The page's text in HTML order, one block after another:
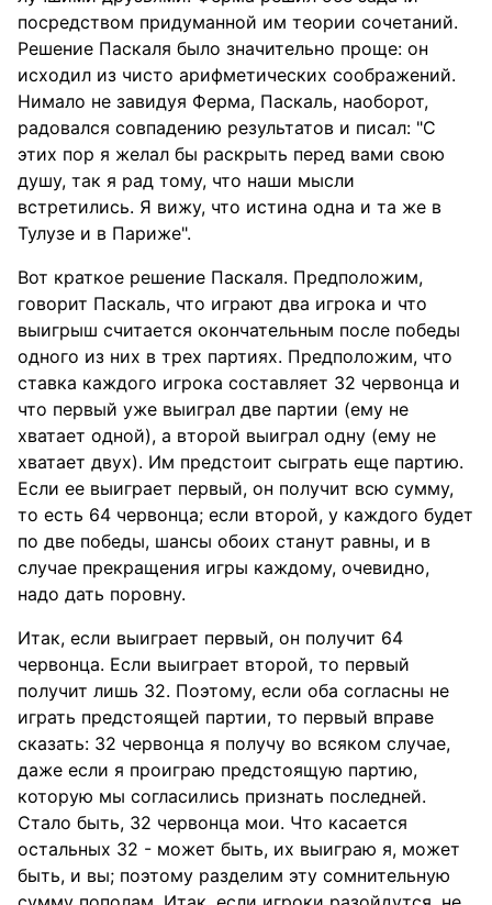
посредством придуманной им теории сочетаний.
Решение Паскаля было значительно проще: он
исходил из чисто арифметических соображений.
Нимало не завидуя Ферма, Паскаль, наоборот,
радовался совпадению результатов и писал: "С
этих пор я желал бы раскрыть перед вами свою
душу, так я рад тому, что наши мысли
встретились. Я вижу, что истина одна и та же в
Тулузе и в Париже".
Вот краткое решение Паскаля. Предположим,
говорит Паскаль, что играют два игрока и что
выигрыш считается окончательным после победы
одного из них в трех партиях. Предположим, что
ставка каждого игрока составляет 32 червонца и
что первый уже выиграл две партии (ему не
хватает одной), а второй выиграл одну (ему не
хватает двух). Им предстоит сыграть еще партию.
Если ее выиграет первый, он получит всю сумму,
то есть 64 червонца; если второй, у каждого будет
по две победы, шансы обоих станут равны, и в
случае прекращения игры каждому, очевидно,
надо дать поровну.
Итак, если выиграет первый, он получит 64
червонца. Если выиграет второй, то первый
получит лишь 32. Поэтому, если оба согласны не
играть предстоящей партии, то первый вправе
сказать: 32 червонца я получу во всяком случае,
даже если я проиграю предстоящую партию,
которую мы согласились признать последней.
Стало быть, 32 червонца мои. Что касается
остальных 32 - может быть, их выиграю я, может
быть, и вы; поэтому разделим эту сомнительную